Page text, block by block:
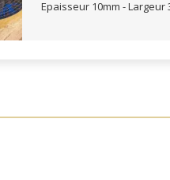
Epaisseur 10mm - Largeur